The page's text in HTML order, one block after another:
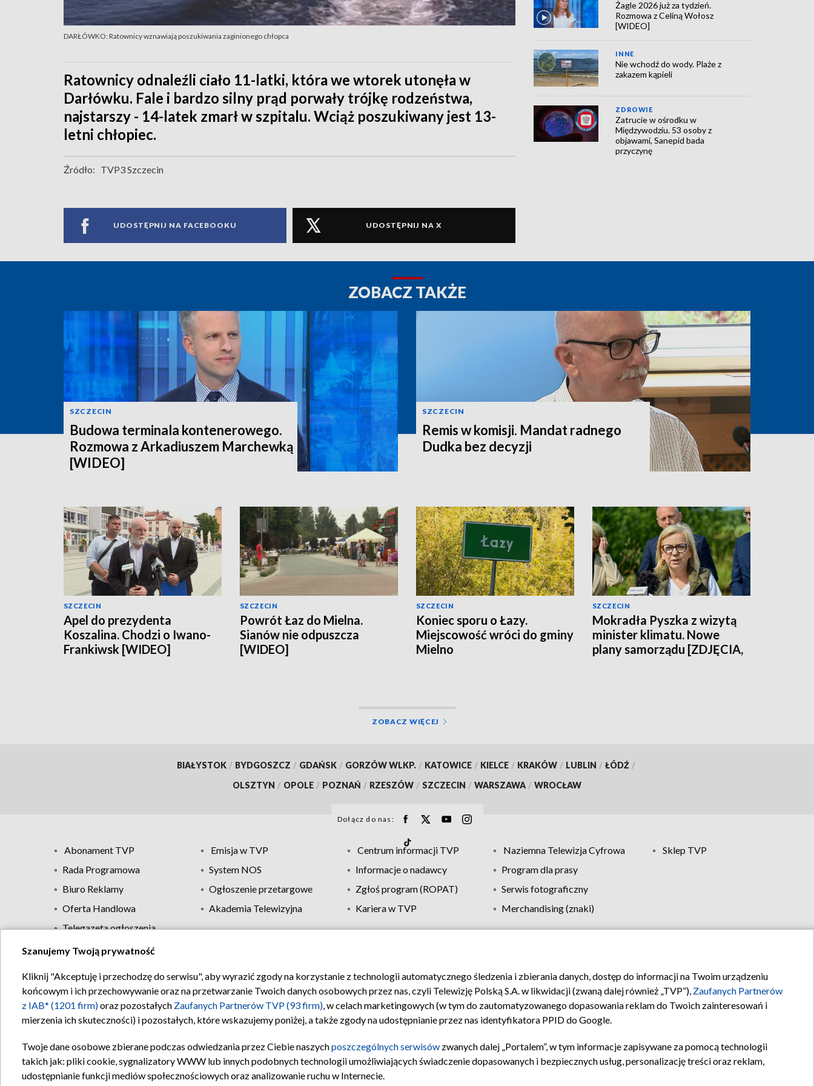
DARŁÓWKO: Ratownicy wznawiają poszukiwania zaginionego chłopca
Ratownicy odnaleźli ciało 11-latki, która we wtorek utonęła w
Darłówku. Fale i bardzo silny prąd porwały trójkę rodzeństwa,
najstarszy - 14-latek zmarł w szpitalu. Wciąż poszukiwany jest 13-
letni chłopiec.
Źródło: TVP3 Szczecin
UDOSTĘPNIJ NA FACEBOOKU UDOSTĘPNIJ NA X
Żagle 2026 już za tydzień.
Rozmowa z Celiną Wołosz
[WIDEO]
INNE
Nie wchodź do wody. Plaże z
zakazem kąpieli
ZDROWIE
Zatrucie w ośrodku w
Międzywodziu. 53 osoby z
objawami, Sanepid bada
przyczynę
ZOBACZ TAKŻE
SZCZECIN
Budowa terminala kontenerowego.
Rozmowa z Arkadiuszem Marchewką
[WIDEO]
SZCZECIN
Remis w komisji. Mandat radnego
Dudka bez decyzji
SZCZECIN
Apel do prezydenta
Koszalina. Chodzi o Iwano-
Frankiwsk [WIDEO]
SZCZECIN
Powrót Łaz do Mielna.
Sianów nie odpuszcza
[WIDEO]
SZCZECIN
Koniec sporu o Łazy.
Miejscowość wróci do gminy
Mielno
SZCZECIN
Mokradła Pyszka z wizytą
minister klimatu. Nowe
plany samorządu [ZDJĘCIA,
ZOBACZ WIĘCEJ
BIAŁYSTOK / BYDGOSZCZ / GDAŃSK / GORZÓW WLKP. / KATOWICE / KIELCE / KRAKÓW / LUBLIN / ŁÓDŹ /
OLSZTYN / OPOLE / POZNAŃ / RZESZÓW / SZCZECIN / WARSZAWA / WROCŁAW
Dołącz do nas:
Abonament TVP Emisja w TVP Centrum informacji TVP Naziemna Telewizja Cyfrowa
Sklep TVP
Rada Programowa
System NOS Informacje o nadawcy
Program dla prasy
Biuro Reklamy
Ogłoszenie przetargowe Zgłoś program (ROPAT)
Serwis fotograficzny
Oferta Handlowa
Akademia Telewizyjna Kariera w TVP
Merchandising (znaki)
Telegazeta ogłoszenia
Regulamin TVP Polityka prywatności Moje zgody Pomoc Biuro reklamy Kontakt
Szanujemy Twoją prywatność
Kliknij "Akceptuję i przechodzę do serwisu", aby wyrazić zgody na korzystanie z technologii automatycznego śledzenia i zbierania danych, dostęp do informacji na Twoim urządzeniu
końcowym i ich przechowywanie oraz na przetwarzanie Twoich danych osobowych przez nas, czyli Telewizję Polską S.A. w likwidacji (zwaną dalej również „TVP”), Zaufanych Partnerów
z IAB* (1201 firm)oraz pozostałych Zaufanych Partnerów TVP (93 firm), w celach marketingowych (w tym do zautomatyzowanego dopasowania reklam do Twoich zainteresowań i
mierzenia ich skuteczności) i pozostałych, które wskazujemy poniżej, a także zgody na udostępnianie przez nas identyfikatora PPID do Google.
Twoje dane osobowe zbierane podczas odwiedzania przez Ciebie naszychposzczególnych serwisów zwanych dalej „Portalem”, w tym informacje zapisywane za pomocą technologii
takich jak: pliki cookie, sygnalizatory WWW lub innych podobnych technologii umożliwiających świadczenie dopasowanych i bezpiecznych usług, personalizację treści oraz reklam,
udostępnianie funkcji mediów społecznościowych oraz analizowanie ruchu w Internecie.